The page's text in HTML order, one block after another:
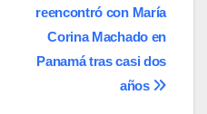
reencontró con María
Corina Machado en
Panamá tras casi dos
años